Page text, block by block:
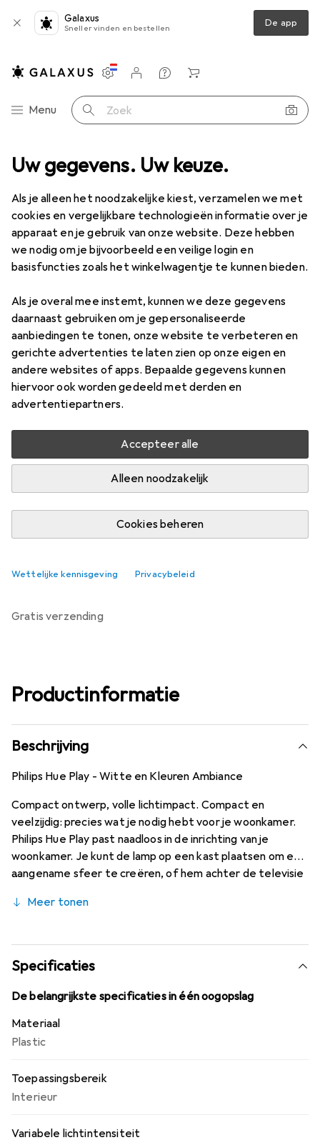
Uw gegevens. Uw keuze.
Als je alleen het noodzakelijke kiest, verzamelen we met
cookies en vergelijkbare technologieën informatie over je
apparaat en je gebruik van onze website. Deze hebben
we nodig om je bijvoorbeeld een veilige login en
basisfuncties zoals het winkelwagentje te kunnen bieden.
Als je overal mee instemt, kunnen we deze gegevens
daarnaast gebruiken om je gepersonaliseerde
aanbiedingen te tonen, onze website te verbeteren en
gerichte advertenties te laten zien op onze eigen en
andere websites of apps. Bepaalde gegevens kunnen
hiervoor ook worden gedeeld met derden en
advertentiepartners.
Accepteer alle
Alleen noodzakelijk
Cookies beheren
Wettelijke kennisgeving Privacybeleid
Galaxus
Sneller vinden en bestellen De app
Categorie navigatie
Menu Zoek op
Instellingen
Klantenaccount
Produktvergelijking
Verlanglijstje
Winkelmandje
Tafellamp Philips Hue Hue Play Basis + Uitbreiding
35 afbeeldingen1 Video
530 lm
Prijs in EUR inclusief BTW
EUR
220,52
Productgegevensblad
2425 Meer van Philips Hue
Geleverd do, 13-8
In winkelmandje
Vergelijk
gratis verzending
Productinformatie
Beschrijving
Philips Hue Play - Witte en Kleuren Ambiance
Compact ontwerp, volle lichtimpact. Compact en
veelzijdig: precies wat je nodig hebt voor je woonkamer.
Philips Hue Play past naadloos in de inrichting van je
woonkamer. Je kunt de lamp op een kast plaatsen om een
aangename sfeer te creëren, of hem achter de televisie
tot plafond en kun je een unieke achtergrondverlichting
elke kamer past.
Meer tonen
Specificaties
De belangrijkste specificaties in één oogopslag
Materiaal
Plastic
Toepassingsbereik
Interieur
Variabele lichtintensiteit